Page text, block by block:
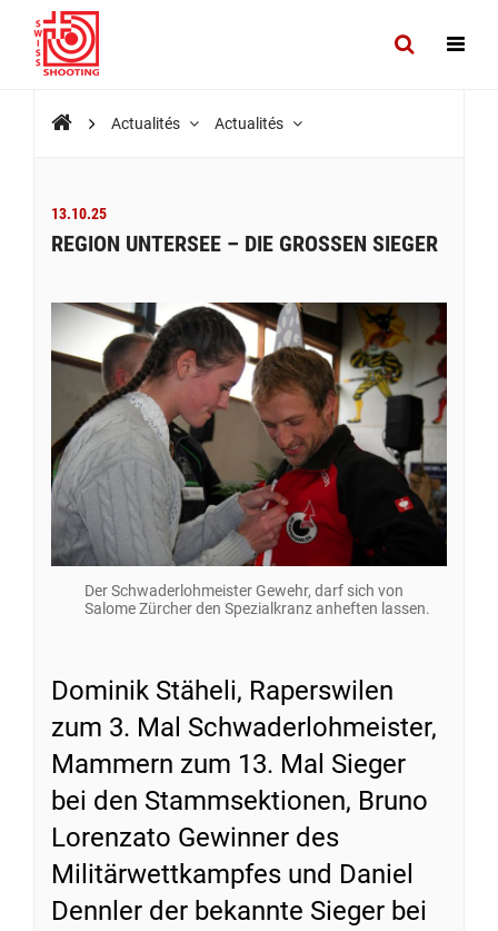
Actualités Actualités
13.10.25
REGION UNTERSEE – DIE GROSSEN SIEGER
Der Schwaderlohmeister Gewehr, darf sich von
Salome Zürcher den Spezialkranz anheften lassen.
Dominik Stäheli, Raperswilen
zum 3. Mal Schwaderlohmeister,
Mammern zum 13. Mal Sieger
bei den Stammsektionen, Bruno
Lorenzato Gewinner des
Militärwettkampfes und Daniel
Dennler der bekannte Sieger bei